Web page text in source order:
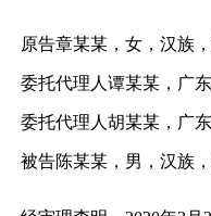
原告章某某，女，汉族
委托代理人谭某某，广
委托代理人胡某某，广
被告陈某某，男，汉族